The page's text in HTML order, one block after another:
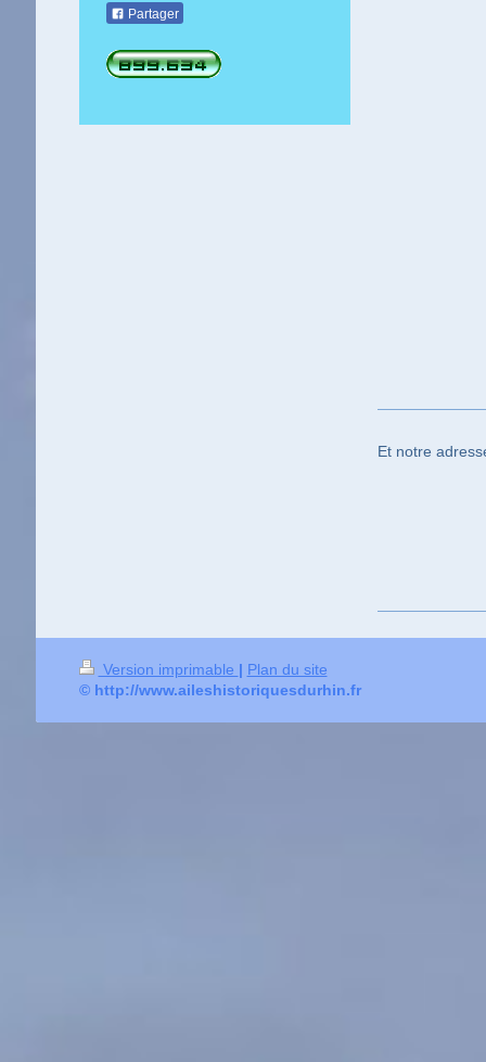
Et notre
Partager
Version imprimable | Plan du site
© http://www.aileshistoriquesdurhin.fr